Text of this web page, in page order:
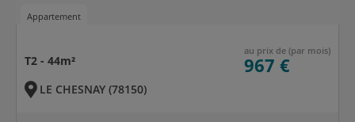
Appartement
T2 - 44m²
au prix de (par mois)
967 €
LE CHESNAY (78150)